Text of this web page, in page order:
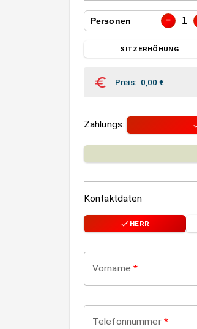
Personen − 1
SITZERHÖHUNG
Preis: 0,00 €
Zahlungs:
Kontaktdaten
HERR
Vorname *
Telefonnummer *